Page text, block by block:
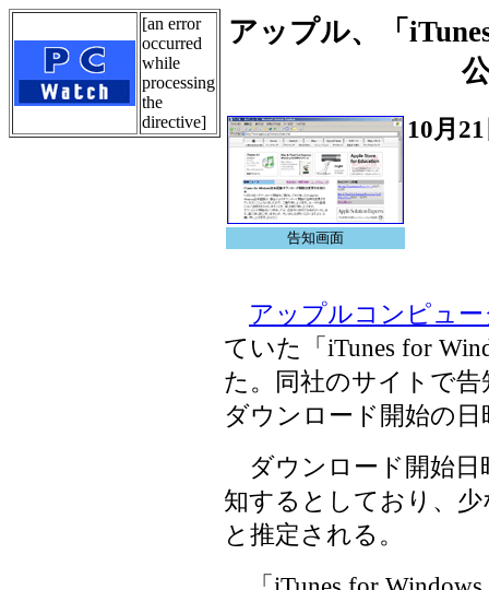
[an error
occurred
while
processing
the
directive]
アップル、「
告知画面
10月
アップルコンピュ
ていた「iTunes for
た。同社のサイトで
ダウンロード開始の
ダウンロード開始日
知するとしており、
と推定される。